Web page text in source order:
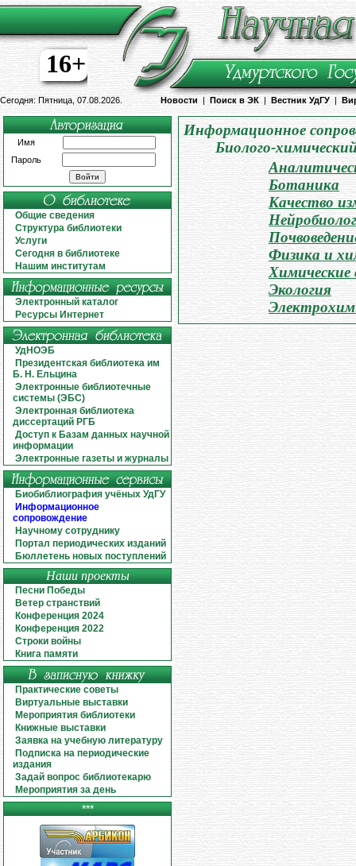
16+
Сегодня: Пятница, 07.08.2026. Новости | Поиск в ЭК | Вестник УдГУ |
Имя
Пароль
Общие сведения
Структура библиотеки
Услуги
Сегодня в библиотеке
Нашим институтам
Электронный каталог
Ресурсы Интернет
УдНОЭБ
Президентская библиотека им
Б. Н. Ельцина
Электронные библиотечные
системы (ЭБС)
Электронная библиотека
диссертаций РГБ
Доступ к Базам данных научной
информации
Электронные газеты и журналы
Биобиблиография учёных УдГУ
Информационное
сопровождение
Научному сотруднику
Портал периодических изданий
Бюллетень новых поступлений
Наши проекты
Песни Победы
Ветер странствий
Конференция 2024
Конференция 2022
Строки войны
Книга памяти
Практические советы
Виртуальные выставки
Мероприятия библиотеки
Книжные выставки
Заявка на учебную литературу
Подписка на периодические
издания
Задай вопрос библиотекарю
Мероприятия за день
***
Информационное
Биолого-
Ботаника
Качество
Физика и
Химические
Экология